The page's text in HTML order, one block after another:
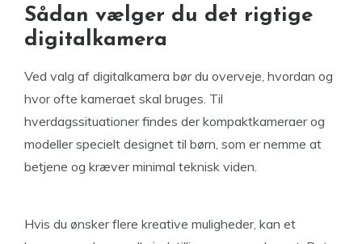
Sådan vælger du det rigtige
digitalkamera
Ved valg af digitalkamera bør du overveje, hvordan og
hvor ofte kameraet skal bruges. Til
hverdagssituationer findes der kompaktkameraer og
modeller specielt designet til børn, som er nemme at
betjene og kræver minimal teknisk viden.
Hvis du ønsker flere kreative muligheder, kan et